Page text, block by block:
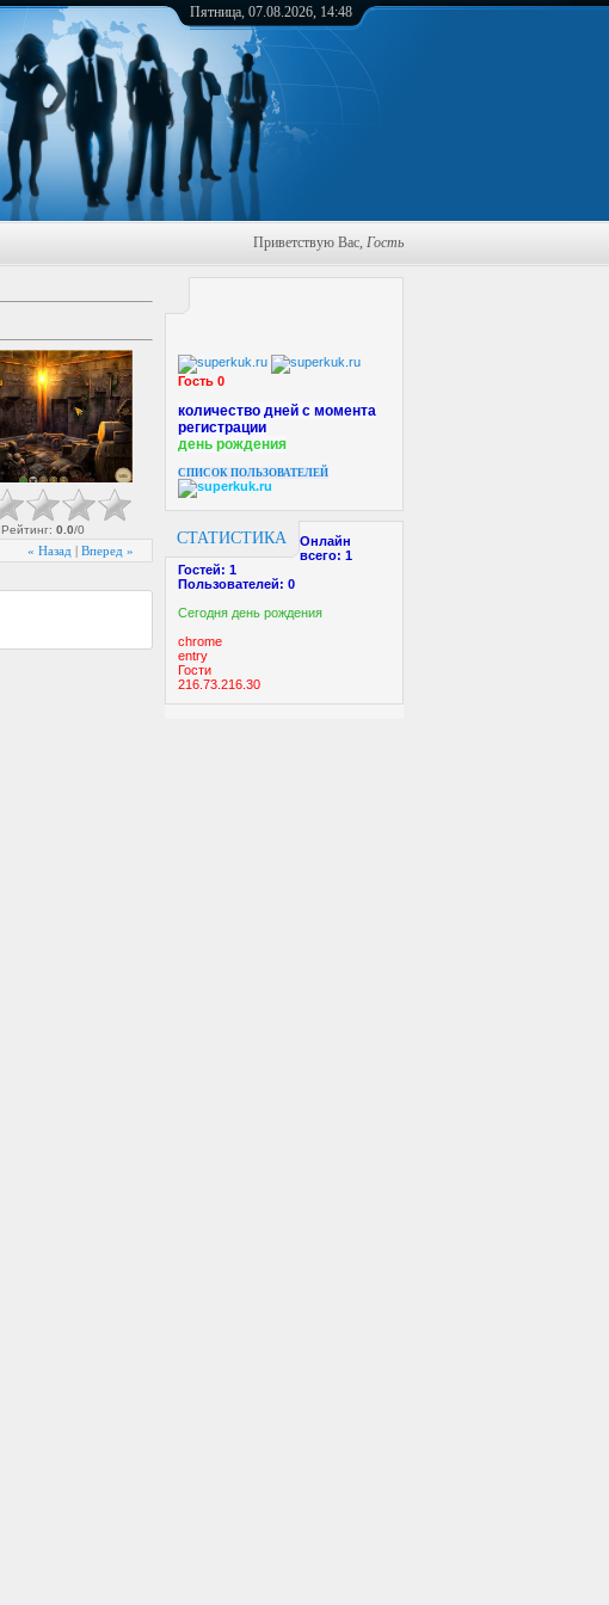
Пятница, 07.08.2026, 14:48
Приветствую Вас, Гость
Гость 0
количество дней с момента
регистрации
день рождения
СПИСОК ПОЛЬЗОВАТЕЛЕЙ
СТАТИСТИКА
Онлайн
всего: 1
Гостей: 1
Пользователей: 0
Cегодня день рождения
chrome
entry
Гости
216.73.216.30
Рейтинг: 0.0/0
« Назад | Вперед »